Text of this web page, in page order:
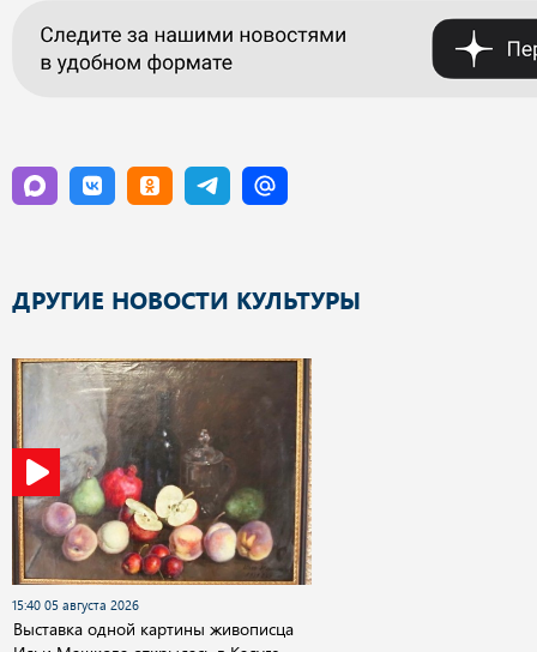
ДРУГИЕ НОВОСТИ КУЛЬТУРЫ
15:40 05 августа 2026
Выставка одной картины живописца